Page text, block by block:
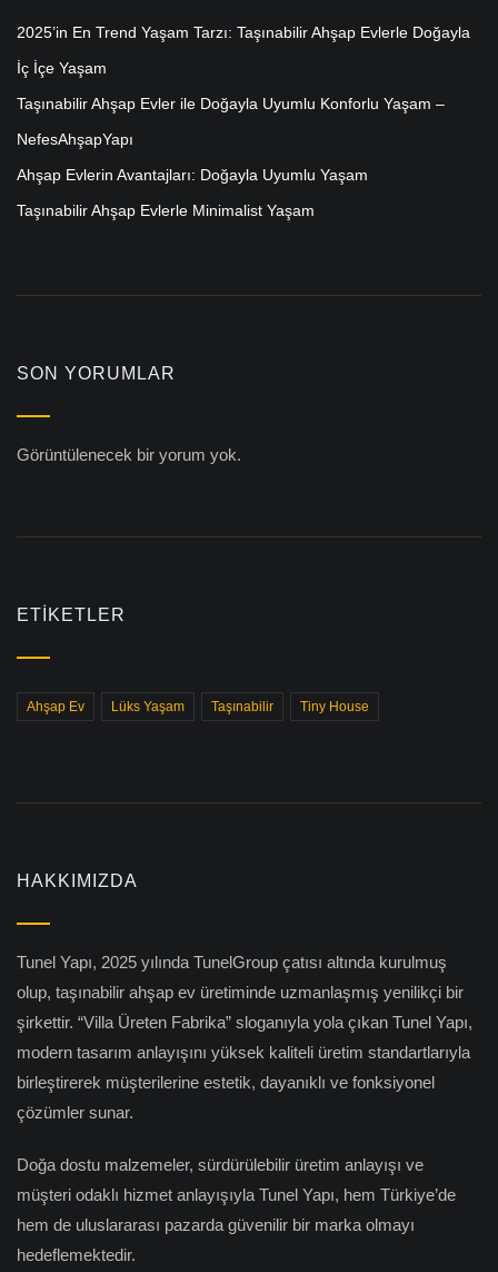
2025’in En Trend Yaşam Tarzı: Taşınabilir Ahşap Evlerle Doğayla
İç İçe Yaşam
Taşınabilir Ahşap Evler ile Doğayla Uyumlu Konforlu Yaşam –
NefesAhşapYapı
Ahşap Evlerin Avantajları: Doğayla Uyumlu Yaşam
Taşınabilir Ahşap Evlerle Minimalist Yaşam
SON YORUMLAR
Görüntülenecek bir yorum yok.
ETİKETLER
Ahşap Ev Lüks Yaşam Taşınabilir Tiny House
HAKKIMIZDA
Tunel Yapı, 2025 yılında TunelGroup çatısı altında kurulmuş
olup, taşınabilir ahşap ev üretiminde uzmanlaşmış yenilikçi bir
şirkettir. “Villa Üreten Fabrika” sloganıyla yola çıkan Tunel Yapı,
modern tasarım anlayışını yüksek kaliteli üretim standartlarıyla
birleştirerek müşterilerine estetik, dayanıklı ve fonksiyonel
çözümler sunar.
Doğa dostu malzemeler, sürdürülebilir üretim anlayışı ve
müşteri odaklı hizmet anlayışıyla Tunel Yapı, hem Türkiye’de
hem de uluslararası pazarda güvenilir bir marka olmayı
hedeflemektedir.